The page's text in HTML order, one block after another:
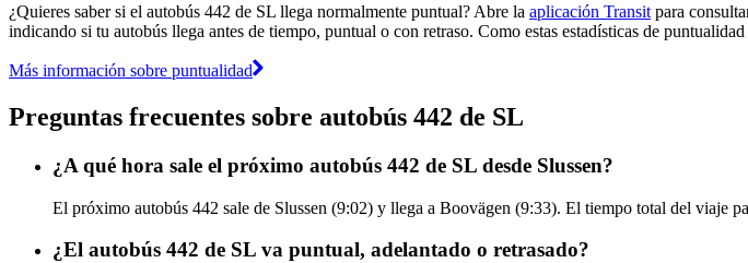
¿Quieres saber si el autobús 442 de SL llega normalmente puntual? Abre la aplicación Transit para
indicando si tu autobús llega antes de tiempo, puntual o con retraso. Como estas estadísticas de
Más información sobre puntualidad
Preguntas frecuentes sobre autobús 442 de SL
¿A qué hora sale el próximo autobús 442 de SL desde Slussen?
El próximo autobús 442 sale de Slussen (9:02) y llega a Boovägen (9:33). El tiempo total del viaje
¿El autobús 442 de SL va puntual, adelantado o retrasado?